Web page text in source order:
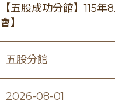
【五股成功分館】115年
會】
五股分館
2026-08-01